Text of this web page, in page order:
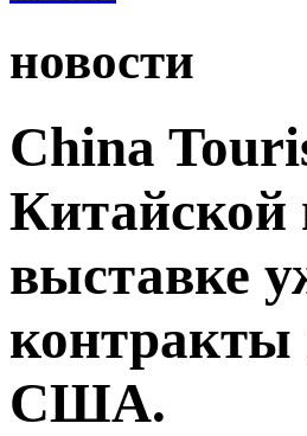
новости
China
Китайской
выставке
контракты
США.